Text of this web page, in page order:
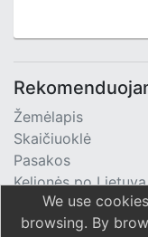
Žemėlapis
Skaičiuoklė
Pasakos
Kelionės po Lietuvą
TV Programa
We use
browsing. By